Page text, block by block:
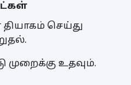
செய்து
முறைக்கு உதவும்.